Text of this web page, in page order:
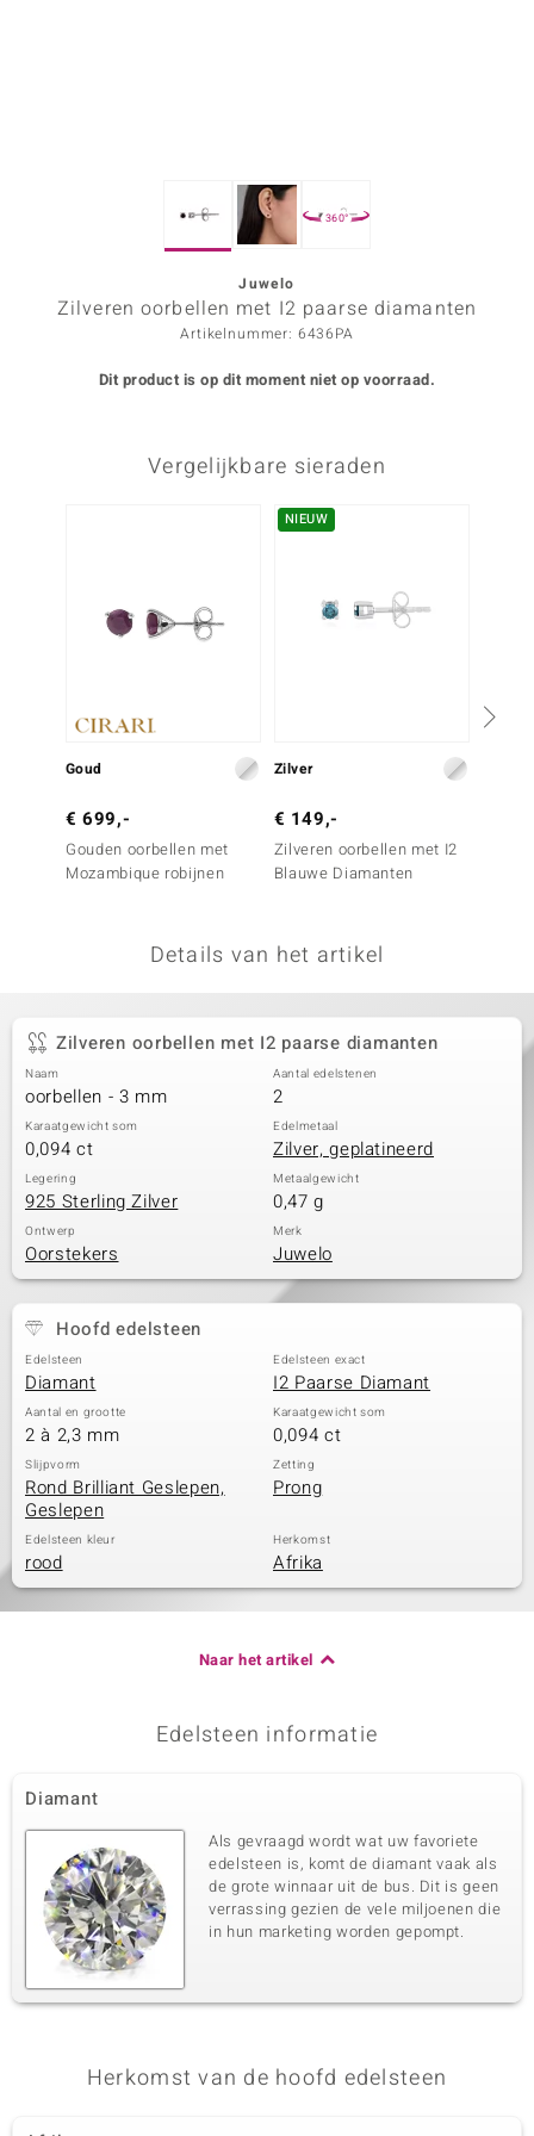
Collection
360°
Juwelo
Zilveren oorbellen met I2 paarse diamanten
Artikelnummer: 6436PA
Dit product is op dit moment niet op voorraad.
Vergelijkbare sieraden
Goud
€ 699,-
Gouden oorbellen met
Mozambique robijnen
NIEUW
Zilver
€ 149,-
Zilveren oorbellen met I2
Blauwe Diamanten
Details van het artikel
Zilveren oorbellen met I2 paarse diamanten
Naam
oorbellen - 3 mm
Aantal edelstenen
2
Karaatgewicht som
0,094 ct
Edelmetaal
Zilver, geplatineerd
Legering
925 Sterling Zilver
Metaalgewicht
0,47 g
Ontwerp
Oorstekers
Merk
Juwelo
Hoofd edelsteen
Edelsteen
Diamant
Edelsteen exact
I2 Paarse Diamant
Aantal en grootte
2 à 2,3 mm
Karaatgewicht som
0,094 ct
Slijpvorm
Rond Brilliant Geslepen,
Geslepen
Zetting
Prong
Edelsteen kleur
rood
Herkomst
Afrika
Naar het artikel
Edelsteen informatie
Diamant
Als gevraagd wordt wat uw favoriete
edelsteen is, komt de diamant vaak als
de grote winnaar uit de bus. Dit is geen
verrassing gezien de vele miljoenen die
in hun marketing worden gepompt.
Herkomst van de hoofd edelsteen